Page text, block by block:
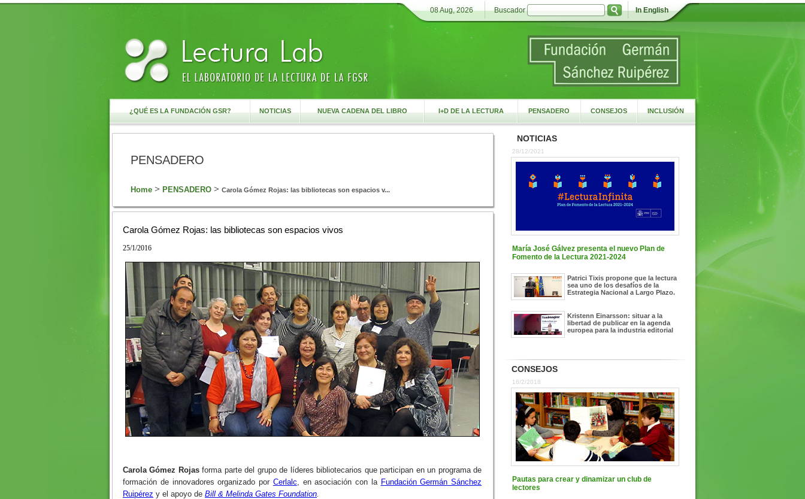
08 Aug, 2026 Buscador In English
¿QUÉ ES LA FUNDACIÓN GSR? NOTICIAS NUEVA CADENA DEL LIBRO I+D DE LA LECTURA PENSADERO CONSEJOS INCLUSIÓN
PENSADERO
Home > PENSADERO > Carola Gómez Rojas: las bibliotecas son espacios v...
Carola Gómez Rojas: las bibliotecas son espacios vivos
25/1/2016
Carola Gómez Rojasforma parte del grupo de líderes bibliotecarios que participan en un programa de
formación de innovadores organizado por Cerlalc, en asociación con la Fundación Germán Sánchez
Ruipérez y el apoyo de Bill & Melinda Gates Foundation.
NOTICIAS
28/12/2021
María José Gálvez presenta el nuevo Plan de
Fomento de la Lectura 2021-2024
Patrici Tixis propone que la lectura
sea uno de los desafíos de la
Estrategia Nacional a Largo Plazo.
Kristenn Einarsson: situar a la
libertad de publicar en la agenda
europea para la industria editorial
CONSEJOS
16/2/2018
Pautas para crear y dinamizar un club de
lectores